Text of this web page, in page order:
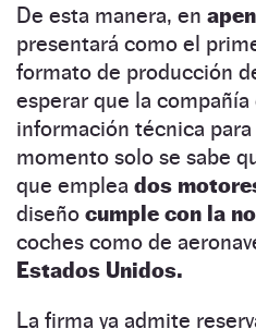
De esta manera, en
presentará como el
formato de producción
esperar que la compañía
información técnica
momento solo se sabe
que emplea dos
diseño cumple con la
coches como de
Estados Unidos.
La firma ya admite